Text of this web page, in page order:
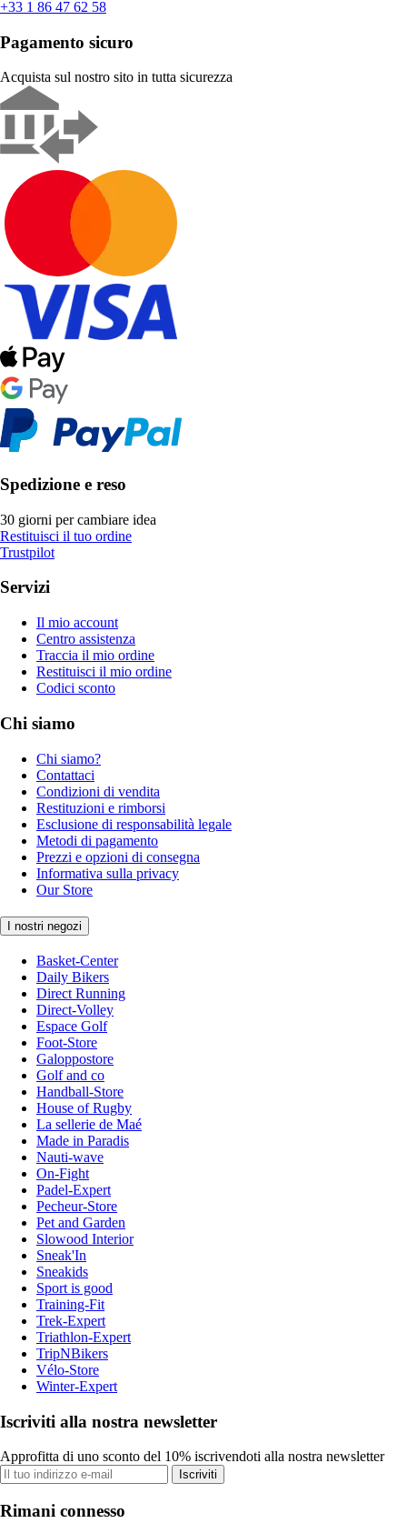
+33 1 86 47 62 58
Pagamento sicuro
Acquista sul nostro sito in tutta sicurezza
Spedizione e reso
30 giorni per cambiare idea
Restituisci il tuo ordine
Trustpilot
Servizi
Il mio account
Centro assistenza
Traccia il mio ordine
Restituisci il mio ordine
Codici sconto
Chi siamo
Chi siamo?
Contattaci
Condizioni di vendita
Restituzioni e rimborsi
Esclusione di responsabilità legale
Metodi di pagamento
Prezzi e opzioni di consegna
Informativa sulla privacy
Our Store
I nostri negozi
Basket-Center
Daily Bikers
Direct Running
Direct-Volley
Espace Golf
Foot-Store
Galoppostore
Golf and co
Handball-Store
House of Rugby
La sellerie de Maé
Made in Paradis
Nauti-wave
On-Fight
Padel-Expert
Pecheur-Store
Pet and Garden
Slowood Interior
Sneak'In
Sneakids
Sport is good
Training-Fit
Trek-Expert
Triathlon-Expert
TripNBikers
Vélo-Store
Winter-Expert
Iscriviti alla nostra newsletter
Approfitta di uno sconto del 10% iscrivendoti alla nostra newsletter
Iscriviti
Rimani connesso